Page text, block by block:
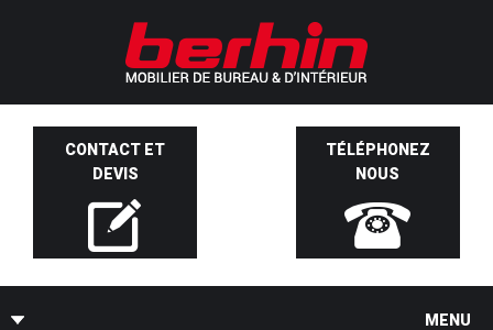
CONTACT ET
DEVIS
TÉLÉPHONEZ
NOUS
MENU